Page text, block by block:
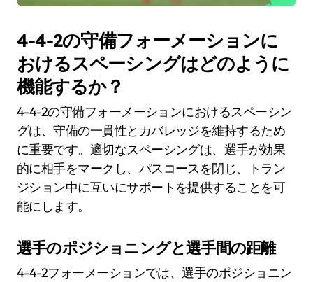
4-4-2の守備フォーメーションに
おけるスペーシングはどのように
機能するか？
4-4-2の守備フォーメーションにおけるスペーシン
グは、守備の一貫性とカバレッジを維持するため
に重要です。適切なスペーシングは、選手が効果
的に相手をマークし、パスコースを閉じ、トラン
ジション中に互いにサポートを提供することを可
能にします。
選手のポジショニングと選手間の距離
4-4-2フォーメーションでは、選手のポジショニン